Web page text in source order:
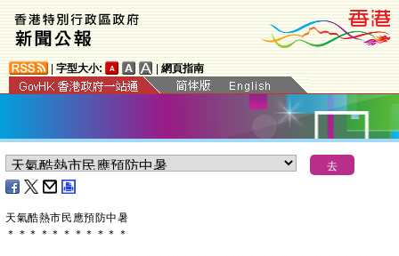
字型大小: 網頁指南
天氣酷熱市民應預防中暑
＊ ＊ ＊ ＊ ＊ ＊ ＊ ＊ ＊ ＊ ＊